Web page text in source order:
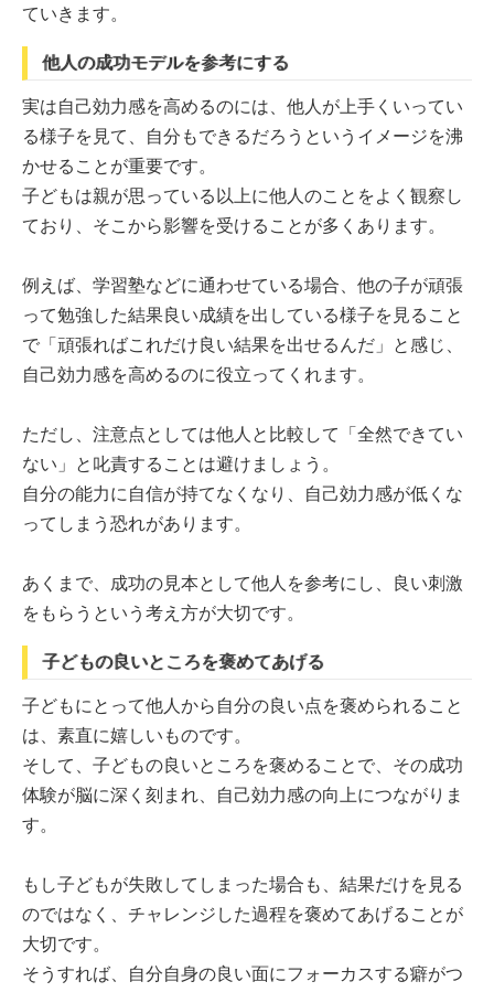
ていきます。
他人の成功モデルを参考にする
実は自己効力感を高めるのには、他人が上手くいってい
る様子を見て、自分もできるだろうというイメージを沸
かせることが重要です。
子どもは親が思っている以上に他人のことをよく観察し
ており、そこから影響を受けることが多くあります。
例えば、学習塾などに通わせている場合、他の子が頑張
って勉強した結果良い成績を出している様子を見ること
で「頑張ればこれだけ良い結果を出せるんだ」と感じ、
自己効力感を高めるのに役立ってくれます。
ただし、注意点としては他人と比較して「全然できてい
ない」と叱責することは避けましょう。
自分の能力に自信が持てなくなり、自己効力感が低くな
ってしまう恐れがあります。
あくまで、成功の見本として他人を参考にし、良い刺激
をもらうという考え方が大切です。
子どもの良いところを褒めてあげる
子どもにとって他人から自分の良い点を褒められること
は、素直に嬉しいものです。
そして、子どもの良いところを褒めることで、その成功
体験が脳に深く刻まれ、自己効力感の向上につながりま
す。
もし子どもが失敗してしまった場合も、結果だけを見る
のではなく、チャレンジした過程を褒めてあげることが
大切です。
そうすれば、自分自身の良い面にフォーカスする癖がつ